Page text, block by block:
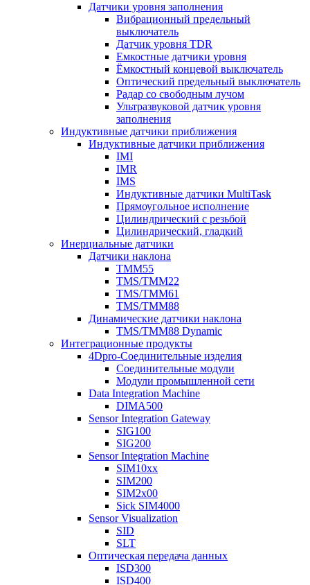
Датчики уровня заполнения
Вибрационный предельный
выключатель
Датчик уровня TDR
Емкостные датчики уровня
Ёмкостный концевой выключатель
Оптический предельный выключатель
Радар со свободным лучом
Ультразвуковой датчик уровня
заполнения
Индуктивные датчики приближения
Индуктивные датчики приближения
IMI
IMR
IMS
Индуктивные датчики MultiTask
Прямоугольное исполнение
Цилиндрический с резьбой
Цилиндрический, гладкий
Инерциальные датчики
Датчики наклона
TMM55
TMS/TMM22
TMS/TMM61
TMS/TMM88
Динамические датчики наклона
TMS/TMM88 Dynamic
Интеграционные продукты
4Dpro-Соединительные изделия
Соединительные модули
Модули промышленной сети
Data Integration Machine
DIMA500
Sensor Integration Gateway
SIG100
SIG200
Sensor Integration Machine
SIM10xx
SIM200
SIM2x00
Sick SIM4000
Sensor Visualization
SID
SLT
Оптическая передача данных
ISD300
ISD400